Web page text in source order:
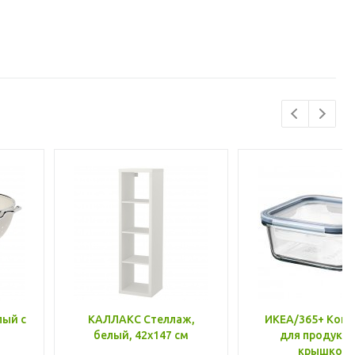
с
КАЛЛАКС Стеллаж,
белый, 42x147 см
ИКЕА/365+
для
крышкой,